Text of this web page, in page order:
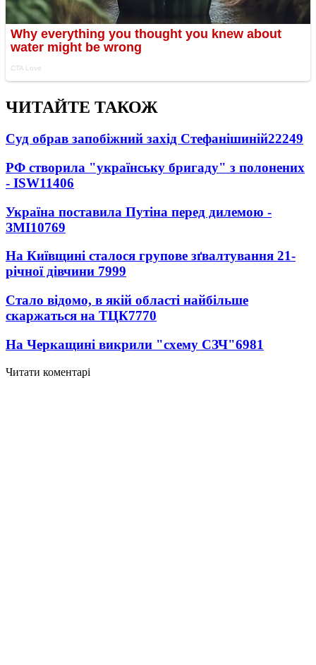
ЧИТАЙТЕ ТАКОЖ
Суд обрав запобіжний захід Стефанішиній22249
РФ створила "українську бригаду" з полонених
- ISW11406
Україна поставила Путіна перед дилемою -
ЗМІ10769
На Київщині сталося групове зґвалтування 21-
річної дівчини 7999
Стало відомо, в якій області найбільше
скаржаться на ТЦК7770
На Черкащині викрили "схему СЗЧ"6981
Читати коментарі